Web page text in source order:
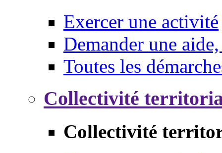
Exercer une activité
Demander une
Toutes les
Collectivité
Collectivité